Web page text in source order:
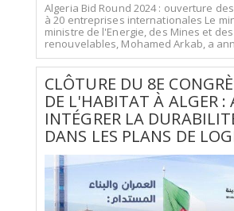
Algeria Bid Round 2024 : ouverture
à 20 entreprises internationales Le
ministre de l'Energie, des Mines et
renouvelables, Mohamed Arkab, a
CLÔTURE DU 8E
DE L'HABITAT À ALGER :
INTÉGRER LA
DANS LES PLANS DE